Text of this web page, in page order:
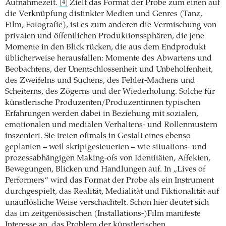
Aufnahmezeit. [4]
Zielt das Format der Probe zum einen auf
die Verknüpfung distinkter Medien und Genres (Tanz,
Film, Fotografie), ist es zum anderen die Vermischung von
privaten und öffentlichen Produktionssphären, die jene
Momente in den Blick rücken, die aus dem Endprodukt
üblicherweise herausfallen: Momente des Abwartens und
Beobachtens, der Unentschlossenheit und Unbeholfenheit,
des Zweifelns und Suchens, des Fehler-Machens und
Scheiterns, des Zögerns und der Wiederholung. Solche für
künstlerische Produzenten/Produzentinnen typischen
Erfahrungen werden dabei in Beziehung mit sozialen,
emotionalen und medialen Verhaltens- und Rollenmus­tern
inszeniert. Sie treten oftmals in Gestalt eines ebenso
geplanten – weil skriptgesteuerten – wie situations- und
prozessabhängigen Making-ofs von Identitäten, Affekten,
Bewegungen, Blicken und Handlungen auf. In „Lives of
Performers“ wird das Format der Probe als ein Instrument
durchgespielt, das Realität, Medialität und Fiktionalität auf
unauflösliche Weise verschachtelt. Schon hier deutet sich
das im zeitgenössischen (Installations-)Film manifeste